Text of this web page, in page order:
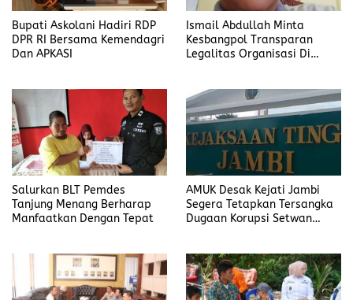
Bupati Askolani Hadiri RDP
DPR RI Bersama Kemendagri
Dan APKASI
Ismail Abdullah Minta
Kesbangpol Transparan
Legalitas Organisasi Di
Salurkan BLT Pemdes
Tanjung Menang Berharap
Manfaatkan Dengan Tepat
AMUK Desak Kejati Jambi
Segera Tetapkan Tersangka
Dugaan Korupsi Setwan